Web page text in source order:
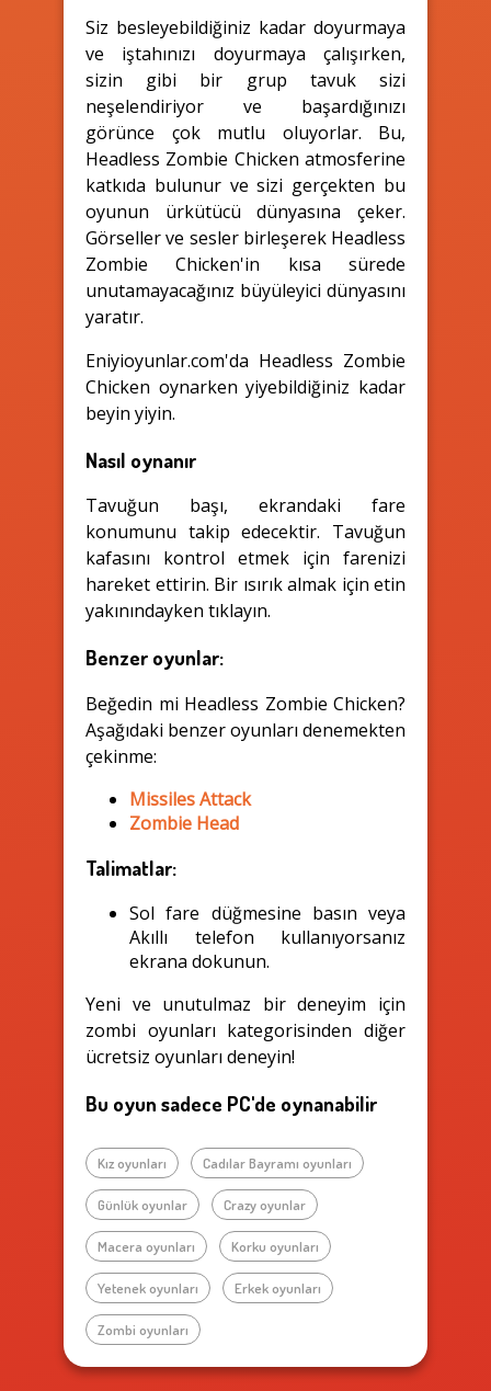
Siz besleyebildiğiniz kadar doyurmaya
ve iştahınızı doyurmaya çalışırken,
sizin gibi bir grup tavuk sizi
neşelendiriyor ve başardığınızı
görünce çok mutlu oluyorlar. Bu,
Headless Zombie Chicken atmosferine
katkıda bulunur ve sizi gerçekten bu
oyunun ürkütücü dünyasına çeker.
Görseller ve sesler birleşerek Headless
Zombie Chicken'in kısa sürede
unutamayacağınız büyüleyici dünyasını
yaratır.
Eniyioyunlar.com'da Headless Zombie
Chicken oynarken yiyebildiğiniz kadar
beyin yiyin.
Nasıl oynanır
Tavuğun başı, ekrandaki fare
konumunu takip edecektir. Tavuğun
kafasını kontrol etmek için farenizi
hareket ettirin. Bir ısırık almak için etin
yakınındayken tıklayın.
Benzer oyunlar:
Beğedin mi Headless Zombie Chicken?
Aşağıdaki benzer oyunları denemekten
çekinme:
Missiles Attack
Zombie Head
Talimatlar:
Sol fare düğmesine basın veya
Akıllı telefon kullanıyorsanız
ekrana dokunun.
Yeni ve unutulmaz bir deneyim için
zombi oyunları kategorisinden diğer
ücretsiz oyunları deneyin!
Bu oyun sadece PC'de oynanabilir
Kız oyunları Cadılar Bayramı oyunları
Günlük oyunlar Crazy oyunlar
Macera oyunları Korku oyunları
Yetenek oyunları Erkek oyunları
Zombi oyunları